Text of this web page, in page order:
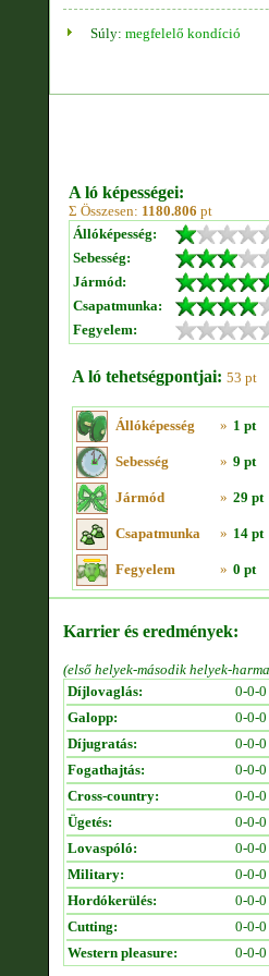
Súly: megfelelő kondíció
A ló képességei:
Σ Összesen: 1180.806 pt
Állóképesség:
Sebesség:
Jármód:
Csapatmunka:
Fegyelem:
A ló tehetségpontjai: 53 pt
Állóképesség » 1 pt
Sebesség » 9 pt
Jármód » 29 pt
Csapatmunka » 14 pt
Fegyelem » 0 pt
Karrier és eredmények:
(első helyek-második helyek-
Díjlovaglás:
0-0-
Galopp:
0-0-
Díjugratás:
0-0-
Fogathajtás:
0-0-
Cross-country:
0-0-
Ügetés:
0-0-
Lovaspóló:
0-0-
Military:
0-0-
Hordókerülés:
0-0-
Cutting:
0-0-
Western pleasure:
0-0-